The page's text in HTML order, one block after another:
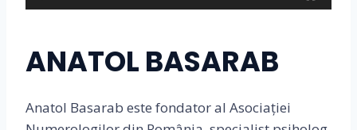
o
ANATOL BASARAB
Anatol Basarab este fondator al Asociației